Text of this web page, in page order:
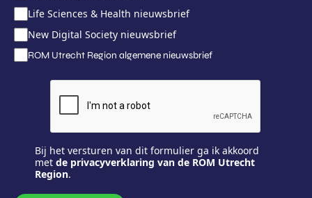
Life Sciences & Health nieuwsbrief
New Digital Society nieuwsbrief
ROM Utrecht Region algemene nieuwsbrief
Bij het versturen van dit formulier ga ik akkoord
met de privacyverklaring van de ROM Utrecht
Region.